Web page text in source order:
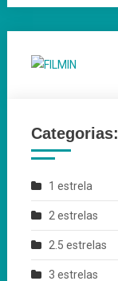
Categorias:
1 estrela
2 estrelas
2.5 estrelas
3 estrelas